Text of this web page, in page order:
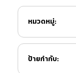
หมวดหมู่:
ป้ายกำกับ: